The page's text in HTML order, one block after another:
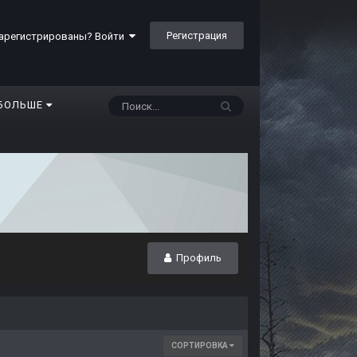
Войти Регистрация
Профиль
СОРТИРОВКА